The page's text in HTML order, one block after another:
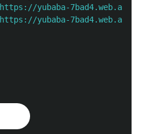
https://yubaba-
https://yubaba-